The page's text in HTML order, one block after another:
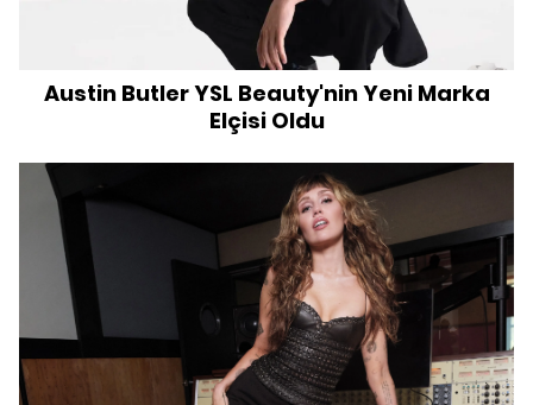
Austin Butler YSL Beauty'nin Yeni Marka
Elçisi Oldu